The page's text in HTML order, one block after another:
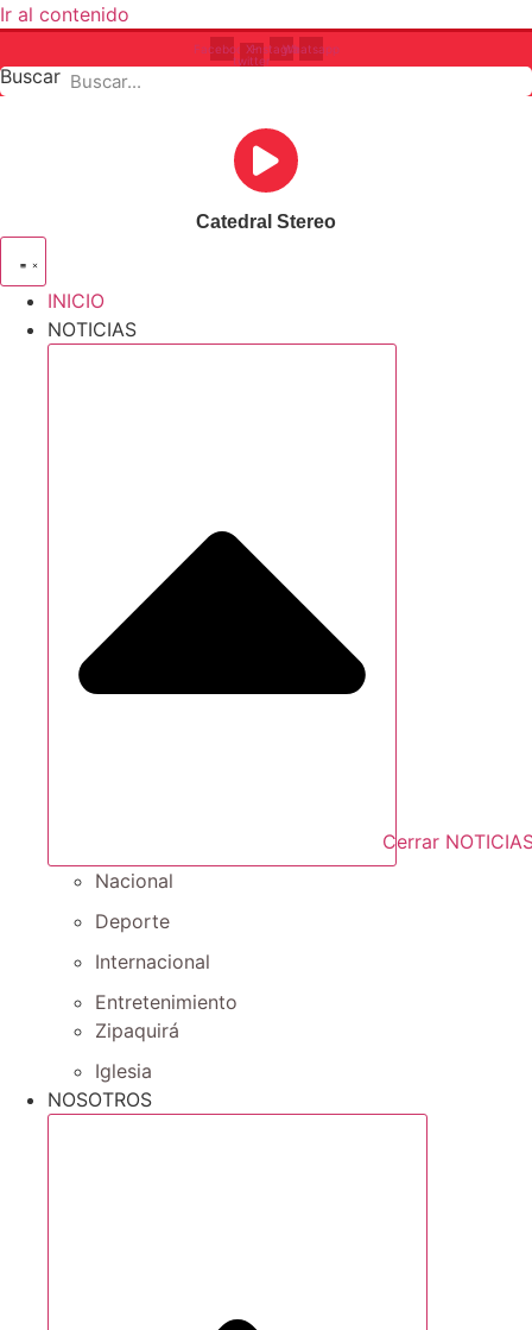
Ir al contenido
FacebookX-
twitter
InstagramWhatsapp
Buscar
Catedral Stereo
INICIO
NOTICIAS
Cerrar
Nacional
Deporte
Internacional
Entretenimiento
Zipaquirá
Iglesia
NOSOTROS